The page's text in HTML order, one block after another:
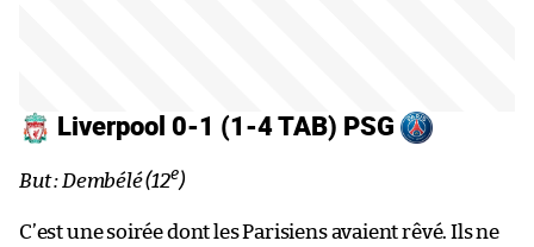
Liverpool 0-1 (1-4 TAB) PSG
But : Dembélé (12e)
C’est une soirée dont les Parisiens avaient rêvé. Ils ne